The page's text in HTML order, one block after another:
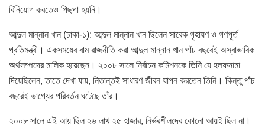
বিনিয়োগ করতেও পিছপা হয়নি।
আব্দুল মান্নান খান (ঢাকা-১): আব্দুল মান্নান খান ছিলেন সাবেক গৃহায়ণ ও গণপূর্ত
প্রতিমন্ত্রী। একসময়ের বাম রাজনীতি করা আব্দুল মান্নান খান পাঁচ বছরেই অস্বাভাবিক
অর্থসম্পদের মালিক হয়েছেন। ২০০৮ সালে নির্বাচন কমিশনকে তিনি যে হলফনামা
দিয়েছিলেন, তাতে দেখা যায়, নিতান্তই সাধারণ জীবন যাপন করতেন তিনি। কিন্তু পাঁচ
বছরেই ভাগ্যের পরিবর্তন ঘটেছে তাঁর।
২০০৮ সালে এই আয় ছিল ২৬ লাখ ২৫ হাজার, নির্ভরশীলদের কোনো আয়ই ছিল না।